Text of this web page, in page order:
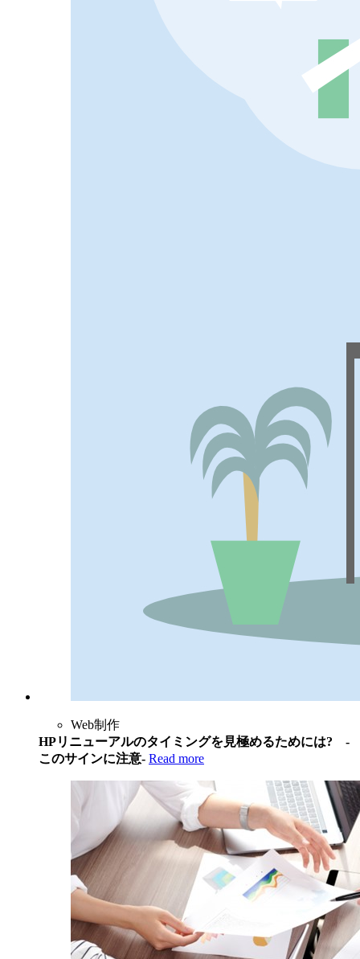
Web制作
HPリニューアルのタイミングを見極めるためには? -
このサインに注意- Read more